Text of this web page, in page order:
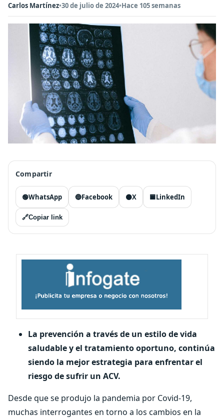
Carlos Martínez•30 de julio de 2024•Hace 105 semanas
Compartir
🟢WhatsApp 🔵Facebook ⚫X 🟦LinkedIn
🔗Copiar link
La prevención a través de un estilo de vida
saludable y el tratamiento oportuno, continúa
siendo la mejor estrategia para enfrentar el
riesgo de sufrir un ACV.
Desde que se produjo la pandemia por Covid-19,
muchas interrogantes en torno a los cambios en la